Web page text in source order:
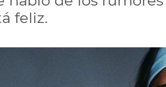
feliz.